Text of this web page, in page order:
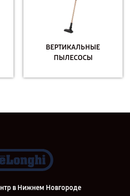
ВЕРТИКАЛЬНЫЕ
ПЫЛЕСОСЫ
в Нижнем Новгороде